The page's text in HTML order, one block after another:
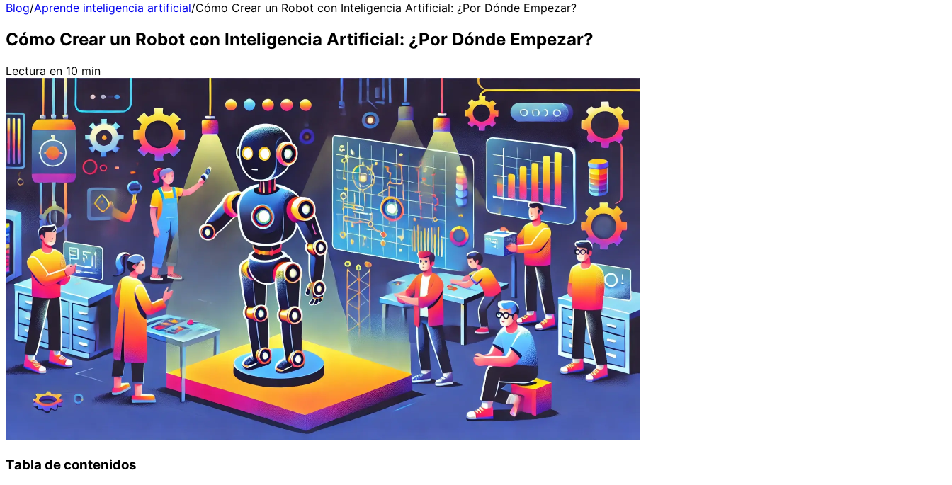
Blog/Aprende inteligencia artificial/Cómo Crear un Robot con Inteligencia Artificial: ¿Por Dónde Empezar?
Cómo Crear un Robot con Inteligencia Artificial: ¿Por Dónde Empezar?
Lectura en 10 min
Tabla de contenidos